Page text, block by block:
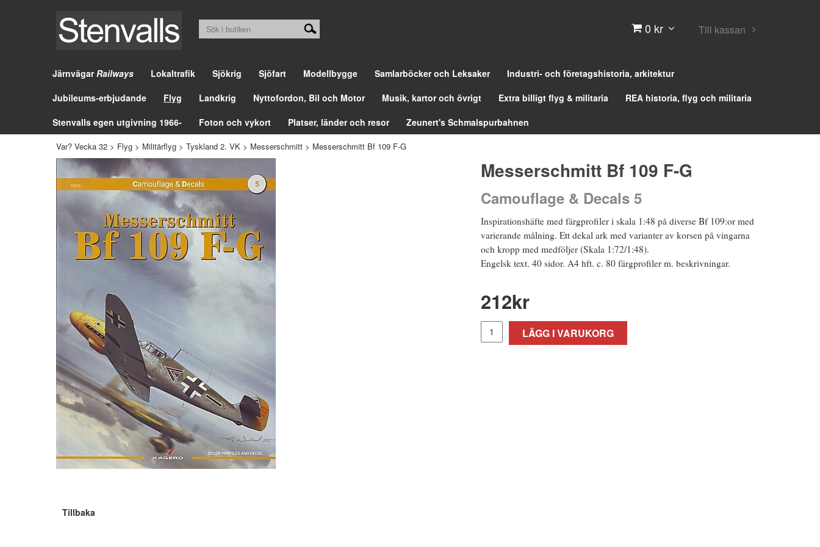
0 kr Till kassan
JärnvägarRailways Lokaltrafik Sjökrig Sjöfart Modellbygge Samlarböcker och Leksaker
Industri- och företagshistoria, arkitektur
Jubileums-erbjudande
Flyg Landkrig Nyttofordon, Bil och Motor Musik, kartor och övrigt Extra billigt flyg & militaria
REA historia, flyg och militaria
Stenvalls egen utgivning 1966-
Foton och vykort Platser, länder och resor Zeunert's Schmalspurbahnen
Var? Vecka 32 > Flyg > Militärflyg > Tyskland 2. VK > Messerschmitt > Messerschmitt Bf 109 F-G
Messerschmitt Bf 109 F-G
Camouflage & Decals 5
Inspirationshäfte med färgprofiler i skala 1:48 på diverse Bf 109:or med
varierande målning. Ett dekal ark med varianter av korsen på vingarna
och kropp med medföljer (Skala 1:72/1:48).
Engelsk text. 40 sidor. A4 hft. c. 80 färgprofiler m. beskrivningar.
212kr
LÄGG I VARUKORG
Tillbaka